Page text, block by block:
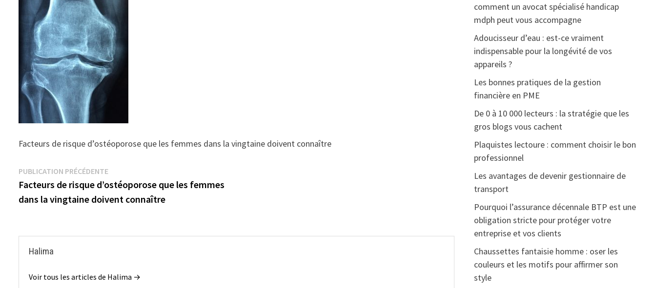
Facteurs de risque d’ostéoporose que les femmes dans la vingtaine doivent connaître
Navigation
de
l’article
PUBLICATION PRÉCÉDENTEPublication
précédente :
Facteurs de risque d’ostéoporose que les femmes
dans la vingtaine doivent connaître
Halima
Voir tous les articles de Halima →
comment un avocat spécialisé handicap
mdph peut vous accompagne
Adoucisseur d’eau : est-ce vraiment
indispensable pour la longévité de vos
appareils ?
Les bonnes pratiques de la gestion
financière en PME
De 0 à 10 000 lecteurs : la stratégie que les
gros blogs vous cachent
Plaquistes lectoure : comment choisir le bon
professionnel
Les avantages de devenir gestionnaire de
transport
Pourquoi l’assurance décennale BTP est une
obligation stricte pour protéger votre
entreprise et vos clients
Chaussettes fantaisie homme : oser les
couleurs et les motifs pour affirmer son
style